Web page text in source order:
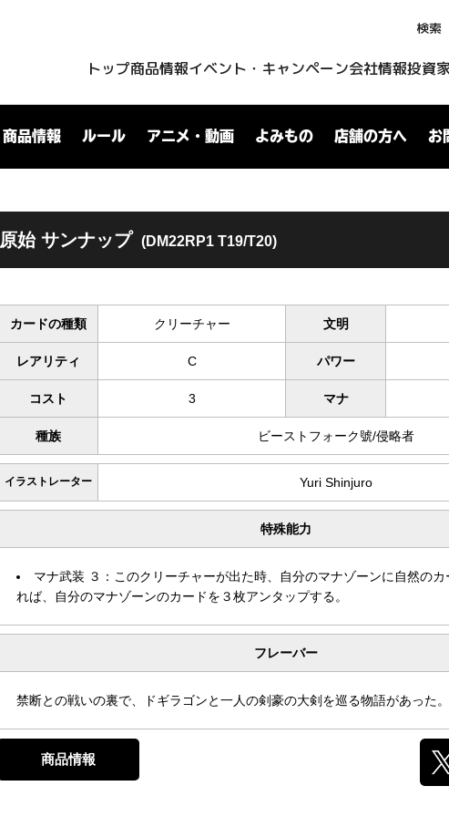
検索
トップ商品情報イベント・キャンペーン会社情報投資
商品情報 ルール アニメ・動画 よみもの 店舗の方へ お
原始 サンナップ (DM22RP1 T19/T20)
カードの種類 クリーチャー 文明
レアリティ C パワー
コスト 3 マナ
種族 ビーストフォーク號/侵略者
イラストレーター Yuri Shinjuro
特殊能力
マナ武装 ３：このクリーチャーが出た時、自分のマナゾーンに自然の
れば、自分のマナゾーンのカードを３枚アンタップする。
フレーバー
禁断との戦いの裏で、ドギラゴンと一人の剣豪の大剣を巡る物語があった。
商品情報